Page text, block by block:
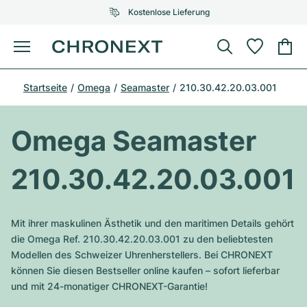
Kostenlose Lieferung
Menü
Uhr kaufen
AUSGEWÄHLTE MARKEN
Top-Modelle
Omega
Alle Omega Modelle
Top-Modelle
Patek Philippe
Alle Patek Philippe Modelle
Cartier
Breitling
Certified Pre-Owned
Uhr verkaufen
AUSGEWÄHLTE MARKEN
Tiffany
Louis Vuitton
Van Cleef & Arpels
Bvlgari
Neuzugänge
Service
Startseite Omega Seamaster 210.30.42.20.03.001
Omega Seamaster
210.30.42.20.03.001
Mit ihrer maskulinen Ästhetik und den maritimen Details gehört
die Omega Ref. 210.30.42.20.03.001 zu den beliebtesten
Modellen des Schweizer Uhrenherstellers. Bei CHRONEXT
können Sie diesen Bestseller online kaufen – sofort lieferbar
und mit 24-monatiger CHRONEXT-Garantie!